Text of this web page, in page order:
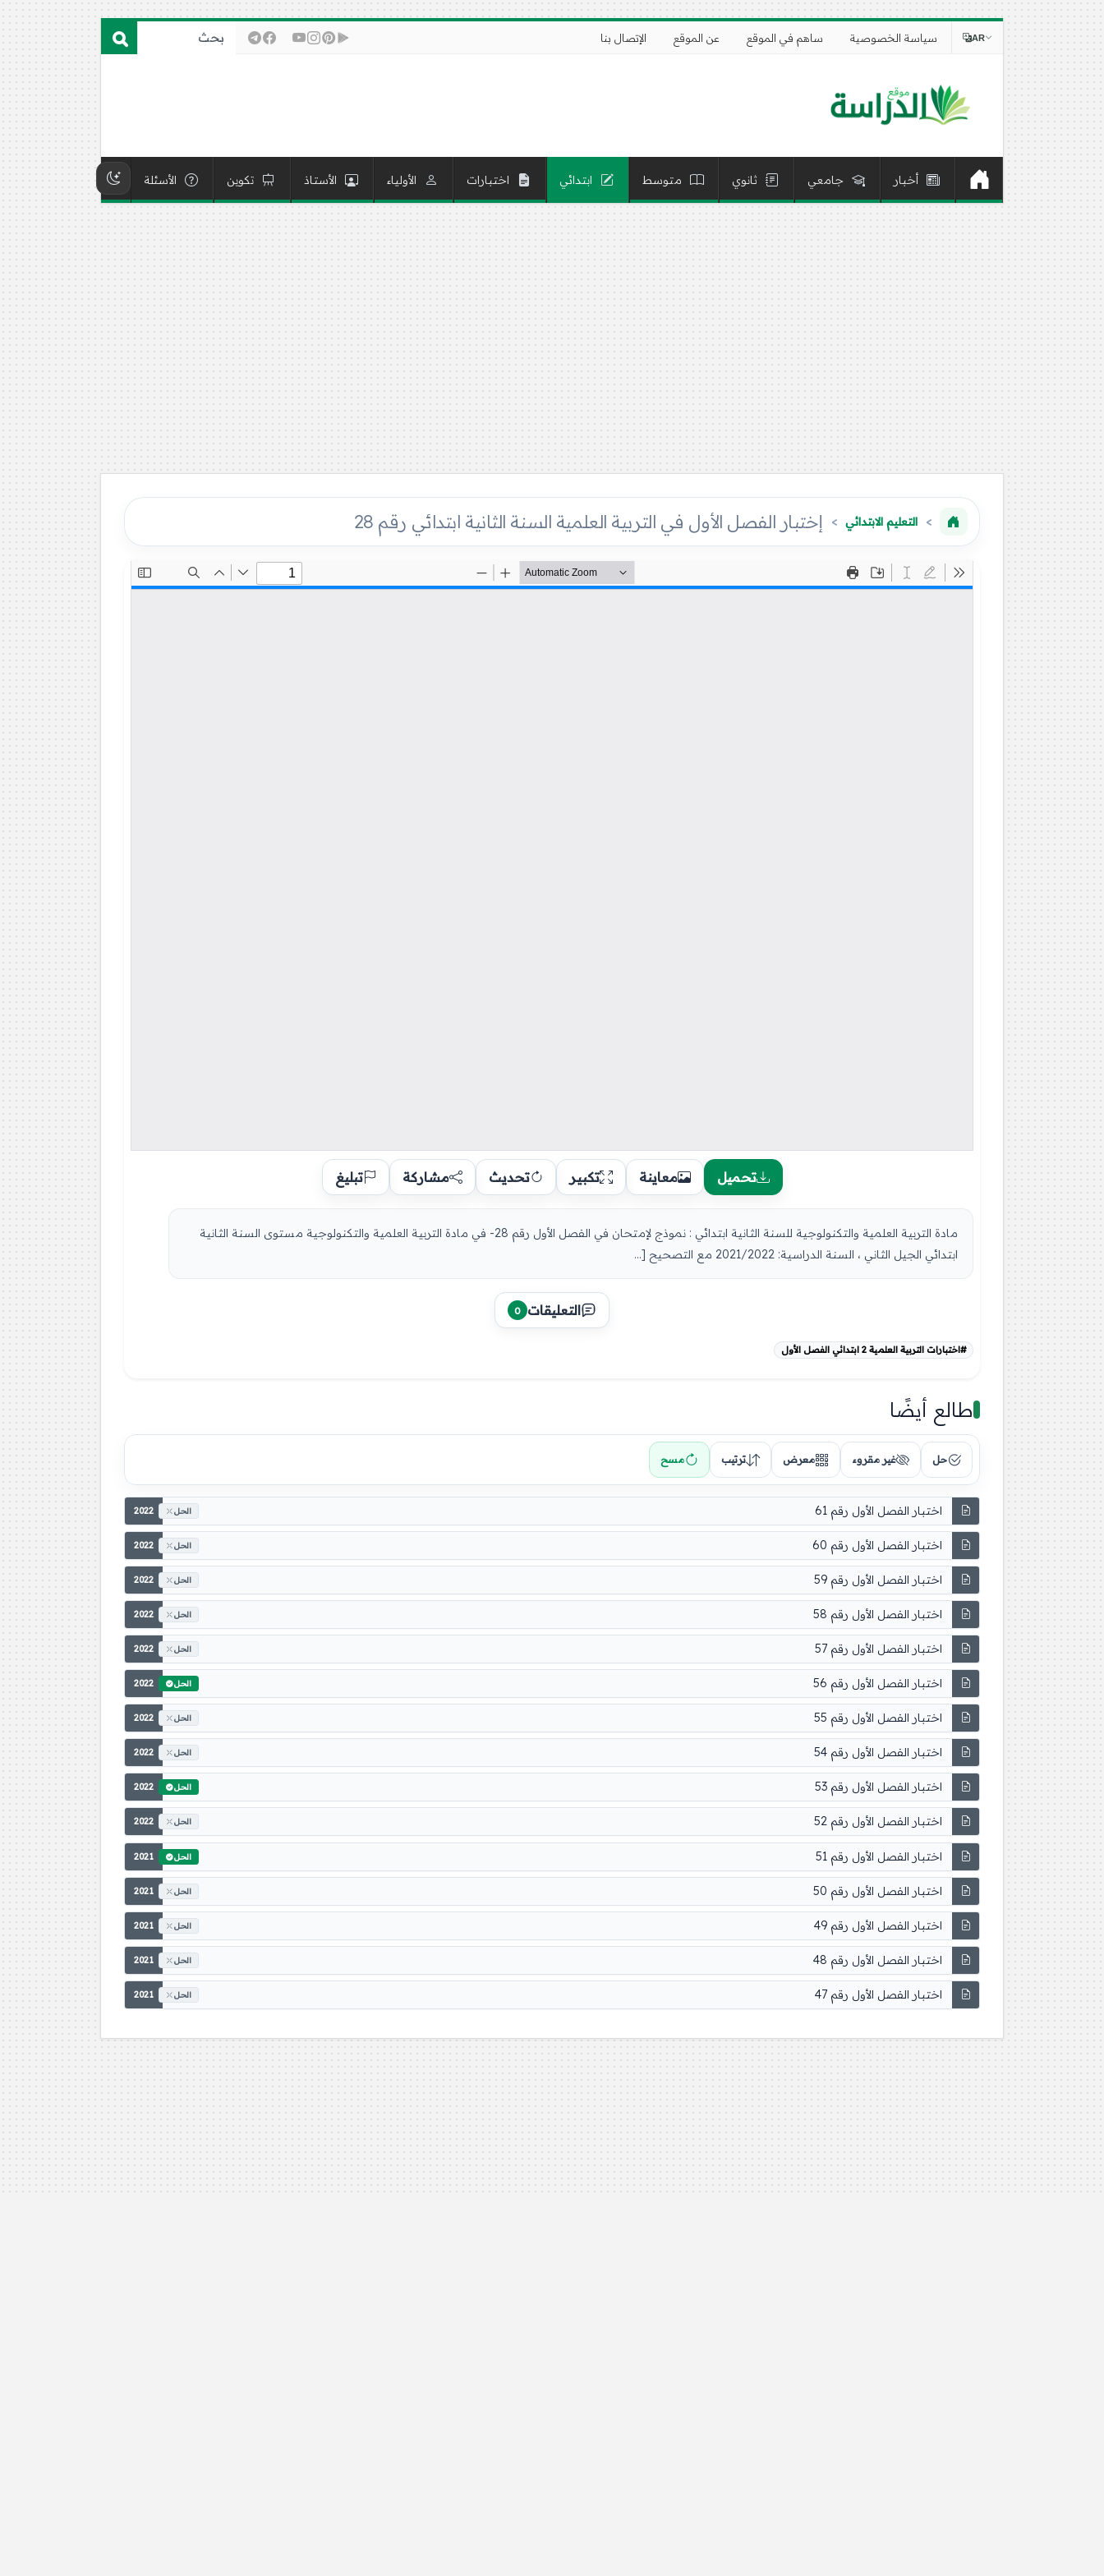
سياسة الخصوصية ساهم في الموقع عن الموقع الإتصال بنا AR
أخبار جامعي ثانوي متوسط ابتدائي اختبارات الأولياء الأستاذ تكوين الأسئلة
التعليم الابتدائي إختبار الفصل الأول في التربية العلمية السنة الثانية ابتدائي رقم 28
تحميل معاينة تكبير تحديث مشاركة تبليغ
مادة التربية العلمية والتكنولوجية للسنة الثانية ابتدائي : نموذج لإمتحان في الفصل الأول رقم 28- في مادة التربية العلمية والتكنولوجية مستوى السنة الثانية
ابتدائي الجيل الثاني ، السنة الدراسية: 2021/2022 مع التصحيح [...
التعليقات 0
#اختبارات التربية العلمية 2 ابتدائي الفصل الأول
طالع أيضًا
حل غير مقروء معرض ترتيب مسح
اختبار الفصل الأول رقم 61 2022 الحل
اختبار الفصل الأول رقم 60 2022 الحل
اختبار الفصل الأول رقم 59 2022 الحل
اختبار الفصل الأول رقم 58 2022 الحل
اختبار الفصل الأول رقم 57 2022 الحل
اختبار الفصل الأول رقم 56 2022 الحل
اختبار الفصل الأول رقم 55 2022 الحل
اختبار الفصل الأول رقم 54 2022 الحل
اختبار الفصل الأول رقم 53 2022 الحل
اختبار الفصل الأول رقم 52 2022 الحل
اختبار الفصل الأول رقم 51 2021 الحل
اختبار الفصل الأول رقم 50 2021 الحل
اختبار الفصل الأول رقم 49 2021 الحل
اختبار الفصل الأول رقم 48 2021 الحل
اختبار الفصل الأول رقم 47 2021 الحل